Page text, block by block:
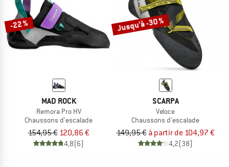
-22 %
MAD ROCK
Remora Pro HV
Chaussons d'escalade
154,95 € 120,86 €
4,8(6)
Jusqu'à -30 %
SCARPA
Veloce
Chaussons d'escalade
149,95 € à partir de 104,97 €
4,2(38)